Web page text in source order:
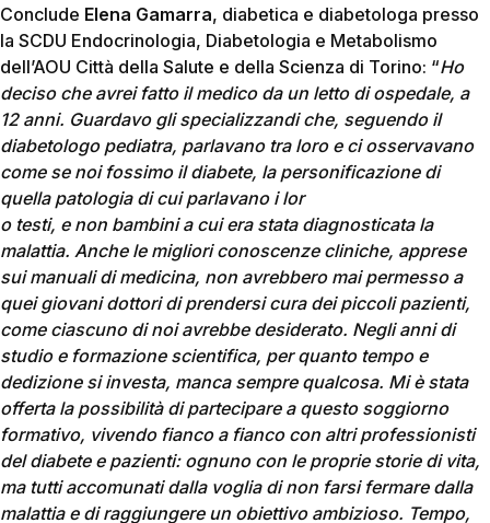
Conclude Elena Gamarra, diabetica e diabetologa presso
la SCDU Endocrinologia, Diabetologia e Metabolismo
dell’AOU Città della Salute e della Scienza di Torino: “Ho
deciso che avrei fatto il medico da un letto di ospedale, a
12 anni. Guardavo gli specializzandi che, seguendo il
diabetologo pediatra, parlavano tra loro e ci osservavano
come se noi fossimo il diabete, la personificazione di
quella patologia di cui parlavano i lor
o testi, e non bambini a cui era stata diagnosticata la
malattia. Anche le migliori conoscenze cliniche, apprese
sui manuali di medicina, non avrebbero mai permesso a
quei giovani dottori di prendersi cura dei piccoli pazienti,
come ciascuno di noi avrebbe desiderato. Negli anni di
studio e formazione scientifica, per quanto tempo e
dedizione si investa, manca sempre qualcosa. Mi è stata
offerta la possibilità di partecipare a questo soggiorno
formativo, vivendo fianco a fianco con altri professionisti
del diabete e pazienti: ognuno con le proprie storie di vita,
ma tutti accomunati dalla voglia di non farsi fermare dalla
malattia e di raggiungere un obiettivo ambizioso. Tempo,